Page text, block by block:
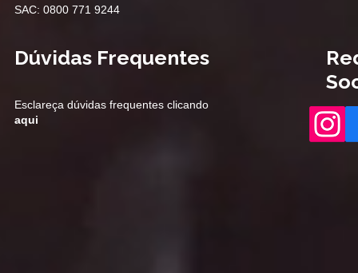
SAC: 0800 771 9244
Dúvidas Frequentes
Esclareça dúvidas frequentes clicando
aqui